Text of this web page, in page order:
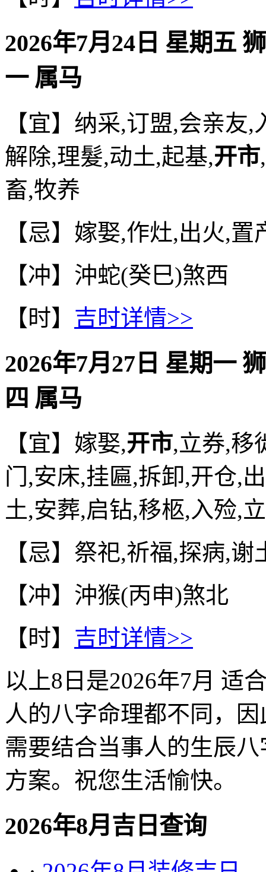
2026年7月24日 星期五
一 属马
【宜】纳采,订盟,会亲友
解除,理髮,动土,起基,开市
畜,牧养
【忌】嫁娶,作灶,出火,
【冲】沖蛇(癸巳)煞西
【时】 吉时详情>>
2026年7月27日 星期一
四 属马
【宜】嫁娶,开市,立券,移
门,安床,挂匾,拆卸,开仓,
土,安葬,启钻,移柩,入殓,
【忌】祭祀,祈福,探病,谢
【冲】沖猴(丙申)煞北
【时】 吉时详情>>
以上8 日是2026年7月 适
人的八字命理都不同，
需要结合当事人的生辰
方案。祝您生活愉快。
2026年8月吉日查询